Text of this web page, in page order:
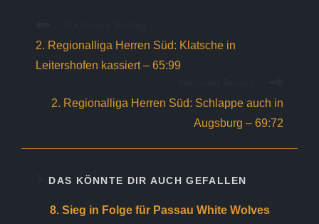
ansehen
2. Regionalliga Herren Süd: Klatsche in
Leitershofen kassiert – 65:99
2. Regionalliga Herren Süd: Schlappe auch in
Augsburg – 69:72
DAS KÖNNTE DIR AUCH GEFALLEN
8. Sieg in Folge für Passau White Wolves